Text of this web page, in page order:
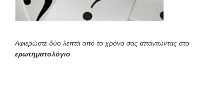
Αφιερώστε δύο λεπτά από το χρόνο σας απαντώντας στο
ερωτηματολόγιο